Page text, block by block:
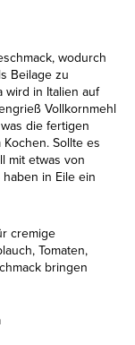
wodurch
Beilage zu
wird in Italien auf
Vollkornmehl
die fertigen
Sollte es
mit etwas von
in Eile ein
cremige
Tomaten,
bringen